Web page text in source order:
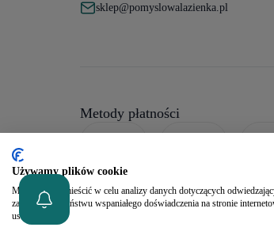
sklep@pomyslowalazienka.pl
Metody płatności
Używamy plików cookie
Możemy je zamieścić w celu analizy danych dotyczących
zapewnienia Państwu wspaniałego doświadczenia na stronie
ustawienia.